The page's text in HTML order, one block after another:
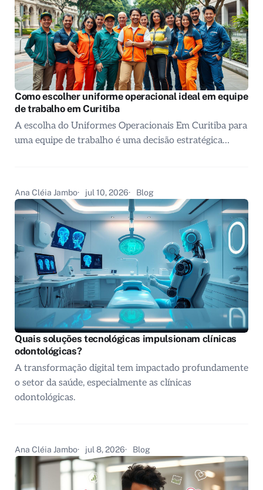
Como escolher uniforme operacional ideal em equipe
de trabalho em Curitiba
A escolha do Uniformes Operacionais Em Curitiba para
uma equipe de trabalho é uma decisão estratégica…
Ana Cléia Jambo jul 10, 2026 Blog
Quais soluções tecnológicas impulsionam clínicas
odontológicas?
A transformação digital tem impactado profundamente
o setor da saúde, especialmente as clínicas
odontológicas.
Ana Cléia Jambo jul 8, 2026 Blog